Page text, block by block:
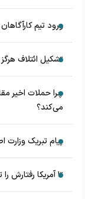
ورود تیم
تشکیل ائتلاف
چرا حملات اخیر
می‌کند؟
پیام تبریک وزارت
تا آمریکا رفتارش